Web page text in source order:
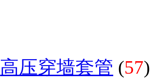
高压穿墙套管 (57)